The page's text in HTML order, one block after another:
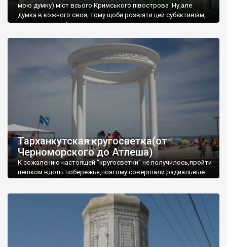
мою думку) міст всього Кримського півострова .Ну,але
думка в кожного своя, тому щоби розвіяти цей субєктивізм,
запрошую відвідати це
Тарханкутская кругосветка(от
Черноморского до Атлеша)
К сожалению настоящей "кругосветки" не получилось,пройти
пешком вдоль побережья,поэтому совершали радиальные